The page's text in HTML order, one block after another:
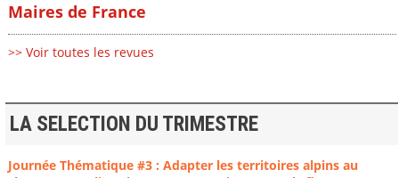
Maires de France
>> Voir toutes les revues
LA SELECTION DU TRIMESTRE
Journée Thématique #3 : Adapter les territoires alpins au